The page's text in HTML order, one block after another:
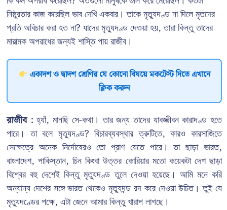
নিষ্ঠুরতার কাজ করেছিল ভাব দেখি একবার। তাকে মৃত্যুদণ্ড না দিলে মৃতদের
প্রতি অবিচার করা হত না? যাদের মৃত্যুদণ্ড দেওয়া হয়, তারা কিন্তু তাদের
মারাত্মক অপরাধের জন্যই শাস্তি পায় রাজীব।
একাদশ ও দ্বাদশ শ্রেণির যে কোনো বিষয়ে মকটেস্ট দিতে এখানে
ক্লিক করুন
রাজীব : হ্যাঁ, মানছি সে-কথা। তার জন্য তাদের যাবজ্জীবন কারাদণ্ড হতে
পারে। তা বলে মৃত্যুদণ্ড? বিচারব্যবস্থার ত্রুটিতে, কারও কারসাজিতে
সেক্ষেত্রে অনেক নির্দোষেরও তো প্রাণ যেতে পারে। তা ছাড়া ভারত,
বাংলাদেশ, পাকিস্তান, চিন কিংবা উত্তর কোরিয়ার মতো কয়েকটা দেশ ছাড়া
বিশ্বের বহু দেশেই কিন্তু মৃত্যুদণ্ড তুলে দেওয়া হয়েছে। আমি মনে করি
অন্যান্য দেশের সঙ্গে ভারত থেকেও মৃত্যুদন্ড রদ করে দেওয়া উচিত। তুই যে
মৃত্যুদণ্ডের পক্ষে, এটা জেনে আমার কিন্তু খারাপ লাগছে।